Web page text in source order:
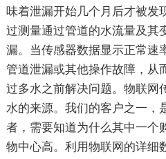
味着泄漏开始几个月后才被发
过测量通过管道的水流量及其
漏。当传感器数据显示正常速
管道泄漏或其他操作故障，从
过多水之前解决问题。物联网
水的来源。我们的客户之一，
者，需要知道为什么其中一个
物中心高。利用物联网的详细